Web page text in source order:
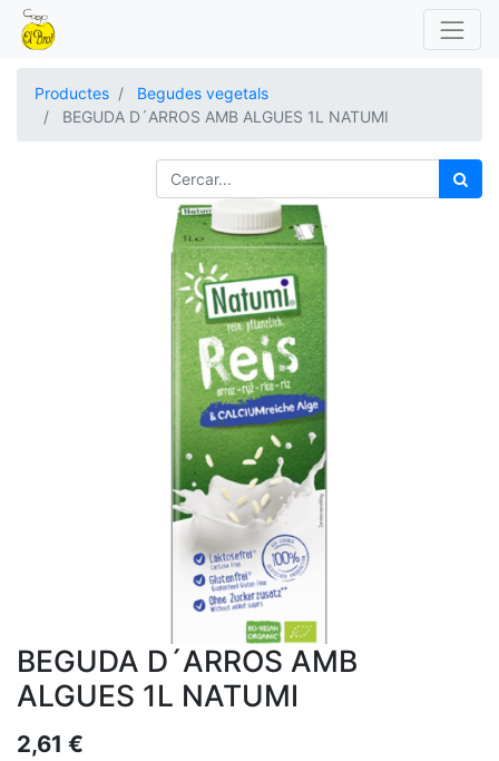
Productes
Begudes vegetals
BEGUDA D´ARROS AMB ALGUES 1L NATUMI
BEGUDA D´ARROS AMB
ALGUES 1L NATUMI
2,61 €